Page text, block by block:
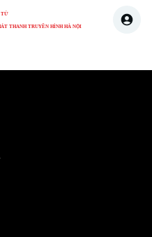
TỬ
THANH TRUYỀN HÌNH HÀ NỘI